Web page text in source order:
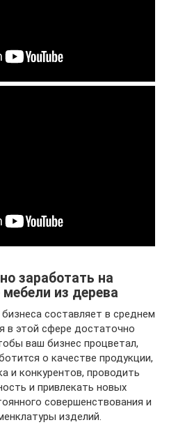
заработать на
из дерева
составляет в среднем
в этой сфере достаточно
ваш бизнес процветал,
о качестве продукции,
и конкурентов, проводить
и привлекать новых
совершенствования и
изделий.